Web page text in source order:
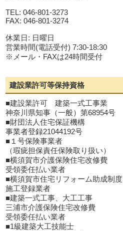
TEL: 046-801-3273
FAX: 046-801-3274
休業日: 日曜日
営業時間(電話受付) 7:30-18:30
※メール・FAXは24時間受付
建設業許可等保持資格
■建設業許可 建築一式工事業
神奈川県知事（一般）第68954号
■財団法人住宅保証機構
事業者登録21044192号
■１号保険事業者
（瑕疵担保責任保険取り扱い）
■横須賀市介護保険住宅改修費
受領委任払い業者
■横須賀市住宅リフォーム助成制度
施工登録業者
■建築一式工事、大工工事
三浦市介護保険住宅改修費
受領委任払い業者
■1級建築大工技能士